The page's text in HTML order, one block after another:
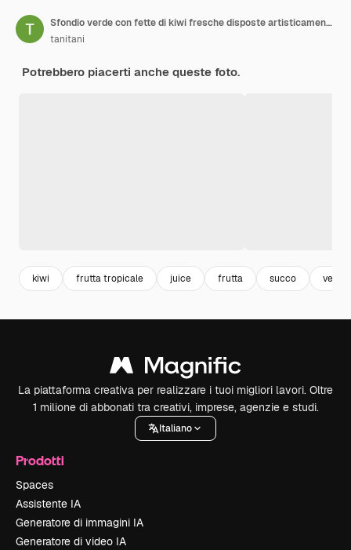
Sfondio verde con fette di kiwi fresche disposte artisticamente che mostrano le tonalità e le texture verdi vibranti in una splendida esposizione
tanitani
Potrebbero piacerti anche queste foto.
kiwi frutta tropicale juice frutta succo
La piattaforma creativa per realizzare i tuoi migliori lavori. Oltre
1 milione di abbonati tra creativi, imprese, agenzie e studi.
Italiano
Prodotti
Spaces
Assistente IA
Generatore di immagini IA
Generatore di video IA